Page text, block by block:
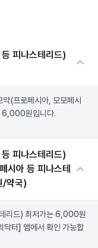
피나스테리드)
(프로페시아, 모모페시
6,000원입니다.
피나스테리드)
시아 등 피나스테
/약국)
리드) 최저가는 6,000원
닥터] 앱에서 확인 가능합